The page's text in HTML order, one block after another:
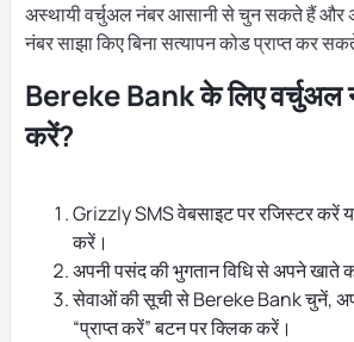
अस्थायी वर्चुअल नंबर आसानी से चुन सकते हैं और
नंबर साझा किए बिना सत्यापन कोड प्राप्त कर
Bereke Bank के लिए वर्चुअल
करें?
Grizzly SMS वेबसाइट पर रजिस्टर करें
करें।
अपनी पसंद की भुगतान विधि से अपने खाते
सेवाओं की सूची से Bereke Bank चुनें,
“प्राप्त करें” बटन पर क्लिक करें।